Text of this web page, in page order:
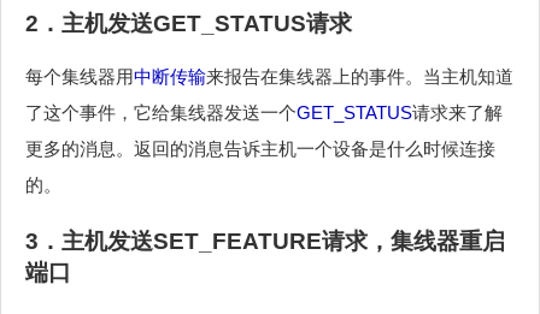
2．主机发送GET_STATUS请求
每个集线器用中断传输来报告在集线器上的事件。当主机知道
了这个事件，它给集线器发送一个GET_STATUS请求来了解
更多的消息。返回的消息告诉主机一个设备是什么时候连接
的。
3．主机发送SET_FEATURE请求，集线器重启
端口